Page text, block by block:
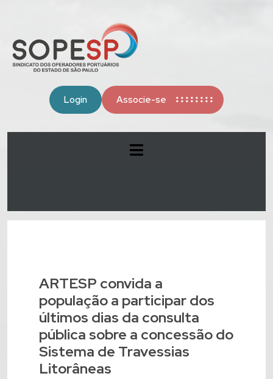
Login Associe-se
ARTESP convida a
população a participar dos
últimos dias da consulta
pública sobre a concessão do
Sistema de Travessias
Litorâneas